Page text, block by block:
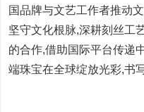
国品牌与文艺工作者推动
坚守文化根脉,深耕刻丝工
的合作,借助国际平台传递
端珠宝在全球绽放光彩,书